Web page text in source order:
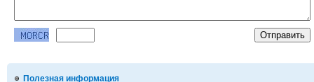
Полезная информация